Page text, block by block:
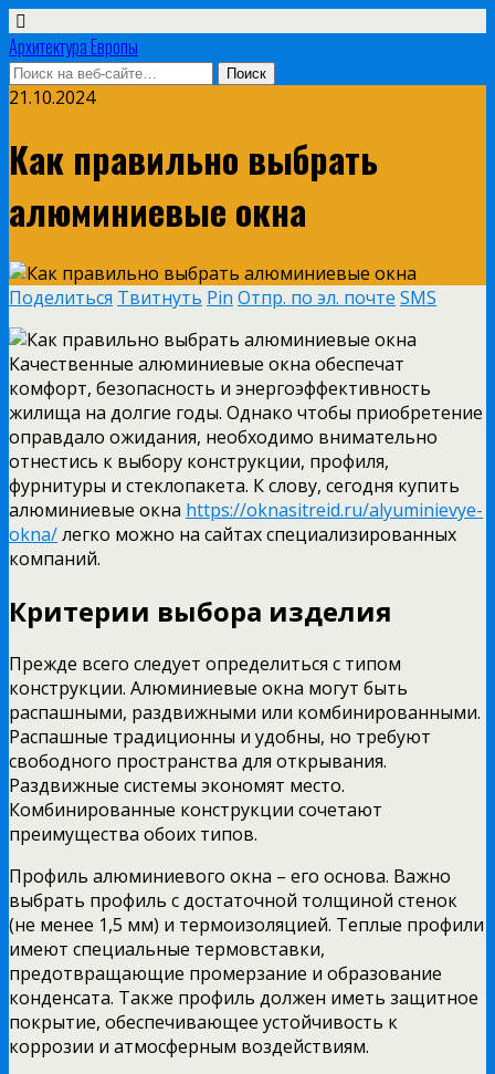
Архитектура Европы
21.10.2024
Как правильно выбрать
алюминиевые окна
Поделиться Твитнуть Pin Отпр. по эл. почте SMS
Качественные алюминиевые окна обеспечат
комфорт, безопасность и энергоэффективность
жилища на долгие годы. Однако чтобы приобретение
оправдало ожидания, необходимо внимательно
отнестись к выбору конструкции, профиля,
фурнитуры и стеклопакета. К слову, сегодня купить
алюминиевые окна https://oknasitreid.ru/alyuminievye-
okna/легко можно на сайтах специализированных
компаний.
Критерии выбора изделия
Прежде всего следует определиться с типом
конструкции. Алюминиевые окна могут быть
распашными, раздвижными или комбинированными.
Распашные традиционны и удобны, но требуют
свободного пространства для открывания.
Раздвижные системы экономят место.
Комбинированные конструкции сочетают
преимущества обоих типов.
Профиль алюминиевого окна – его основа. Важно
выбрать профиль с достаточной толщиной стенок
(не менее 1,5 мм) и термоизоляцией. Теплые профили
имеют специальные термовставки,
предотвращающие промерзание и образование
конденсата. Также профиль должен иметь защитное
покрытие, обеспечивающее устойчивость к
коррозии и атмосферным воздействиям.